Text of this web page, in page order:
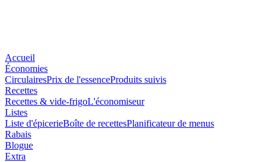
Accueil
Économies
CirculairesPrix de l'essenceProduits suivis
Recettes
Recettes & vide-frigoL'économiseur
Listes
Liste d'épicerieBoîte de recettesPlanificateur de menus
Rabais
Blogue
Extra